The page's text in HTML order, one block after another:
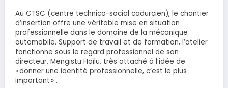
Au CTSC (centre technico-social cadurcien), le chantier
d’insertion offre une véritable mise en situation
professionnelle dans le domaine de la mécanique
automobile. Support de travail et de formation, l’atelier
fonctionne sous le regard professionnel de son
directeur, Mengistu Haïlu, très attaché à l’idée de
« donner une identité professionnelle, c’est le plus
important » .